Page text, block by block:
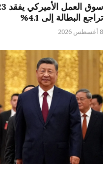
تراجع البطالة إلى 4.1%
8 أغسطس 2026